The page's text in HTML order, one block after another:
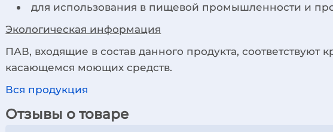
для использования в пищевой промышленности и
Экологическая информация
ПАВ, входящие в состав данного продукта,
касающемся моющих средств.
Вся продукция
Отзывы о товаре